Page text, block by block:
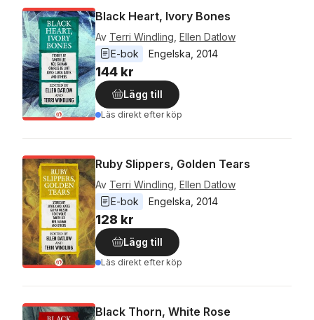
Black Heart, Ivory Bones
Av Terri Windling Ellen Datlow
E-bok
Engelska 2014
144 kr
Lägg till
Läs direkt efter köp
Ruby Slippers, Golden Tears
Av Terri Windling Ellen Datlow
E-bok
Engelska 2014
128 kr
Lägg till
Läs direkt efter köp
Black Thorn, White Rose